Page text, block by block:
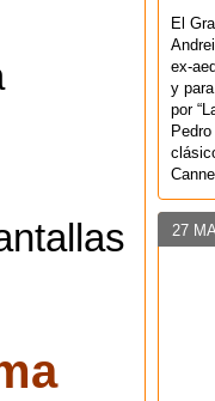
El
ex-
y
por
27